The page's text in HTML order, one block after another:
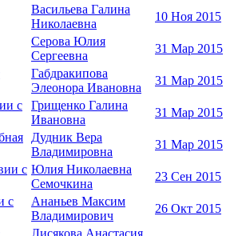
Васильева Галина
Николаевна
10 Ноя 2015
Серова Юлия
Сергеевна
31 Мар 2015
Габдракипова
Элеонора Ивановна
31 Мар 2015
с
Грищенко Галина
Ивановна
31 Мар 2015
Дудник Вера
Владимировна
31 Мар 2015
с Юлия Николаевна
Семочкина
23 Сен 2015
с
Ананьев Максим
Владимирович
26 Окт 2015